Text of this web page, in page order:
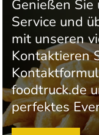
Genießen
Service und
mit unseren
Kontaktieren
foodtruck.de
perfektes